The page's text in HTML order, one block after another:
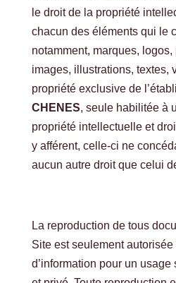
le droit de la propriété
chacun des éléments qui le
notamment, marques,
images, illustrations, textes,
propriété exclusive de
CHENES, seule habilitée à
propriété intellectuelle et
y afférent, celle-ci ne
aucun autre droit que celui
La reproduction de tous
Site est seulement
d’information pour un usage